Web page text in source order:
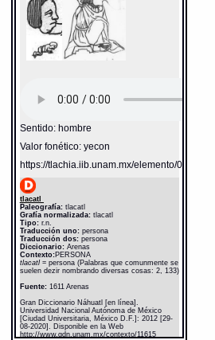
Sentido: hombre
Valor fonético: yecon
https://tlachia.iib.unam.mx/elemento/01.01.01
tlacatl
Paleografía:tlacatl
Grafía normalizada:tlacatl
Tipo:r.n.
Traducción uno:persona
Traducción dos:persona
Diccionario: Arenas
Contexto:PERSONA
tlacatl = persona (Palabras que comunmente se
suelen dezir nombrando diversas cosas: 2, 133)
Fuente:1611 Arenas
Gran Diccionario Náhuatl [en línea].
Universidad Nacional Autónoma de México
[Ciudad Universitaria, México D.F.]: 2012 [29-
08-2020]. Disponible en la Web
http://www.gdn.unam.mx/contexto/11615